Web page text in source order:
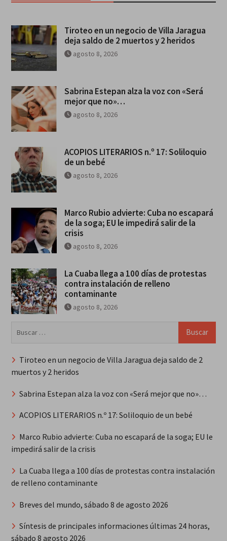
Tiroteo en un negocio de Villa Jaragua
deja saldo de 2 muertos y 2 heridos
agosto 8, 2026
Sabrina Estepan alza la voz con «Será
mejor que no»…
agosto 8, 2026
ACOPIOS LITERARIOS n.º 17: Soliloquio
de un bebé
agosto 8, 2026
Marco Rubio advierte: Cuba no escapará
de la soga; EU le impedirá salir de la
crisis
agosto 8, 2026
La Cuaba llega a 100 días de protestas
contra instalación de relleno
contaminante
agosto 8, 2026
Tiroteo en un negocio de Villa Jaragua deja saldo de 2
muertos y 2 heridos
Sabrina Estepan alza la voz con «Será mejor que no»…
ACOPIOS LITERARIOS n.º 17: Soliloquio de un bebé
Marco Rubio advierte: Cuba no escapará de la soga; EU le
impedirá salir de la crisis
La Cuaba llega a 100 días de protestas contra instalación
de relleno contaminante
Breves del mundo, sábado 8 de agosto 2026
Síntesis de principales informaciones últimas 24 horas,
sábado 8 agosto 2026